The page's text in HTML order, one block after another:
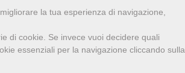
la tua esperienza di navigazione,
di cookie. Se invece vuoi decidere quali
essenziali per la navigazione cliccando sulla
ha visto anche...